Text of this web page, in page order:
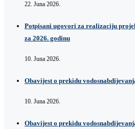
22. Juna 2026.
Potpisani ugovori za realizaciju
za 2026. godinu
10. Juna 2026.
Obavijest o prekidu
10. Juna 2026.
Obavijest o prekidu